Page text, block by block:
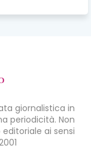
giornalistica in
periodicità. Non
ai sensi